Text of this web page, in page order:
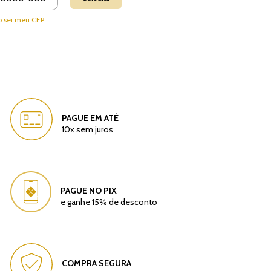
sei meu CEP
PAGUE EM ATÉ
10x sem juros
PAGUE NO PIX
e ganhe 15% de desconto
COMPRA SEGURA